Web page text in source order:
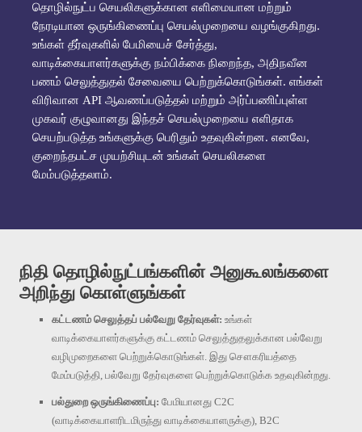
தொழில்நுட்ப செயலிகளுக்கான எளிமையான மற்றும்
நேரடியான ஒருங்கிணைப்பு செயல்முறையை வழங்குகிறது.
உங்கள் தீர்வுகளில் பேமியைச் சேர்த்து,
வாடிக்கையாளர்களுக்கு நம்பிக்கை நிறைந்த, அதிநவீன
பணம் செலுத்துதல் சேவையை பெற்றுக்கொடுங்கள். எங்கள்
விரிவான API ஆவணப்படுத்தல் மற்றும் அர்ப்பணிப்புள்ள
முகவர் குழுவானது இந்தச் செயல்முறையை எளிதாக
செயற்படுத்த உங்களுக்கு பெரிதும் உதவுகின்றன. எனவே,
குறைந்தபட்ச முயற்சியுடன் உங்கள் செயலிகளை
மேம்படுத்தலாம்.
நிதி தொழில்நுட்பங்களின் அனுகூலங்களை
அறிந்து கொள்ளுங்கள்
கட்டணம் செலுத்தப் பல்வேறு தேர்வுகள்: உங்கள்
வாடிக்கையாளர்களுக்கு கட்டணம் செலுத்துதலுக்கான பல்வேறு
வழிமுறைகளை பெற்றுக்கொடுங்கள். இது சௌகரியத்தை
மேம்படுத்தி, பல்வேறு தேர்வுகளை பெற்றுக்கொடுக்க உதவுகின்றது.
பல்துறை ஒருங்கிணைப்பு: பேமியானது C2C
(வாடிக்கையாளரிடமிருந்து வாடிக்கையாளருக்கு), B2C